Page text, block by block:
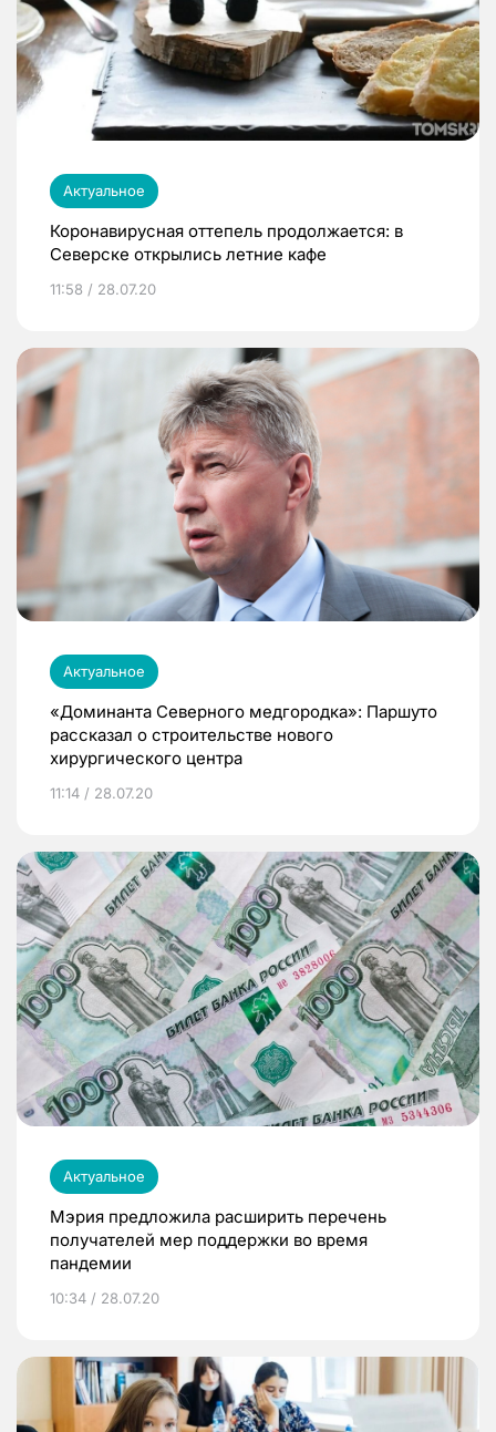
Актуальное
Коронавирусная оттепель продолжается: в
Северске открылись летние кафе
11:58 / 28.07.20
Актуальное
«Доминанта Северного медгородка»: Паршуто
рассказал о строительстве нового
хирургического центра
11:14 / 28.07.20
Актуальное
Мэрия предложила расширить перечень
получателей мер поддержки во время
пандемии
10:34 / 28.07.20